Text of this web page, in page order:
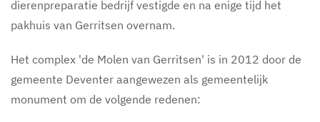
dierenpreparatie bedrijf vestigde en na enige tijd het
pakhuis van Gerritsen overnam.
Het complex 'de Molen van Gerritsen' is in 2012 door de
gemeente Deventer aangewezen als gemeentelijk
monument om de volgende redenen: